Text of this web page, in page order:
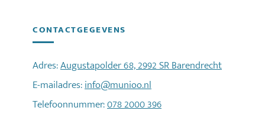
CONTACTGEGEVENS
Adres:Augustapolder 68, 2992 SR Barendrecht
E-mailadres:info@munioo.nl
Telefoonnummer:078 2000 396